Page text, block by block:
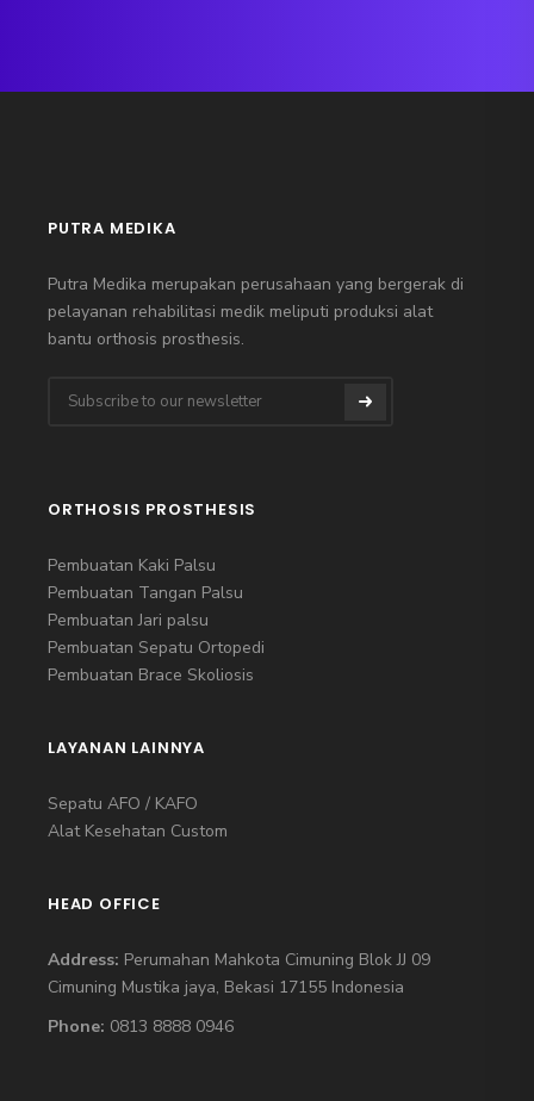
PUTRA MEDIKA
Putra Medika merupakan perusahaan yang bergerak di
pelayanan rehabilitasi medik meliputi produksi alat
bantu orthosis prosthesis.
ORTHOSIS PROSTHESIS
Pembuatan Kaki Palsu
Pembuatan Tangan Palsu
Pembuatan Jari palsu
Pembuatan Sepatu Ortopedi
Pembuatan Brace Skoliosis
LAYANAN LAINNYA
Sepatu AFO / KAFO
Alat Kesehatan Custom
HEAD OFFICE
Address: Perumahan Mahkota Cimuning Blok JJ 09
Cimuning Mustika jaya, Bekasi 17155 Indonesia
Phone: 0813 8888 0946